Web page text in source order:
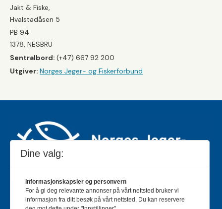
Jakt & Fiske,
Hvalstadåsen 5
PB 94
1378, NESBRU
Sentralbord: (+47) 667 92 200
Utgiver: Norges Jeger- og Fiskerforbund
Jakt & Fiske er landets største og eldste magasin for
jakt- og fiskeinteresserte med 195 000 månedlige
Dine valg:
Informasjonskapsler og personvern
For å gi deg relevante annonser på vårt nettsted bruker vi
informasjon fra ditt besøk på vårt nettsted. Du kan reservere